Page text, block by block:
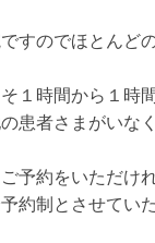
すのでほとんど
１時間から１時
患者さまがいな
予約をいただけ
約制とさせてい